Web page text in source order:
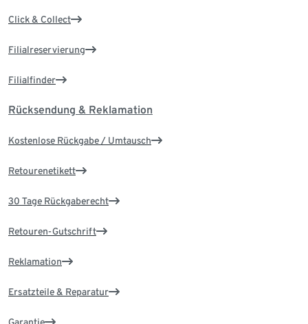
Click & Collect
Filialreservierung
Filialfinder
Rücksendung & Reklamation
Kostenlose Rückgabe / Umtausch
Retourenetikett
30 Tage Rückgaberecht
Retouren-Gutschrift
Reklamation
Ersatzteile & Reparatur